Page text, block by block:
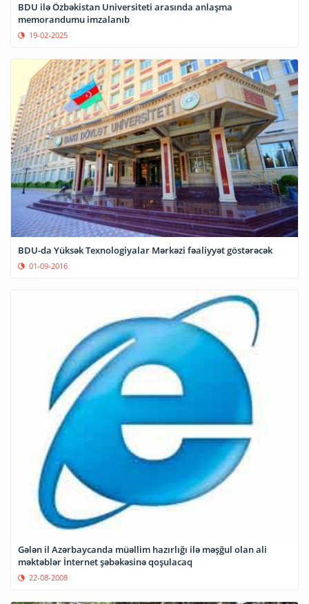
BDU ilə Özbəkistan Universiteti arasında anlaşma
memorandumu imzalanıb
19-02-2025
BDU-da Yüksək Texnologiyalar Mərkəzi fəaliyyət göstərəcək
01-09-2016
Gələn il Azərbaycanda müəllim hazırlığı ilə məşğul olan ali
məktəblər İnternet şəbəkəsinə qoşulacaq
22-08-2008